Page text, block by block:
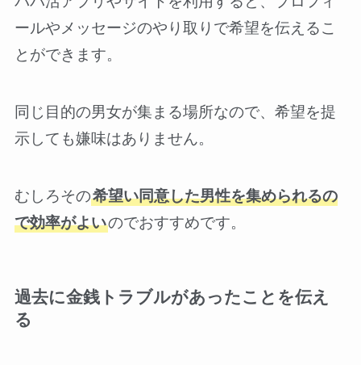
ールやメッセージのやり取りで希望を伝えるこ
とができます。
同じ目的の男女が集まる場所なので、希望を提
示しても嫌味はありません。
むしろその希望い同意した男性を集められるの
で効率がよいのでおすすめです。
過去に金銭トラブルがあったことを伝え
る